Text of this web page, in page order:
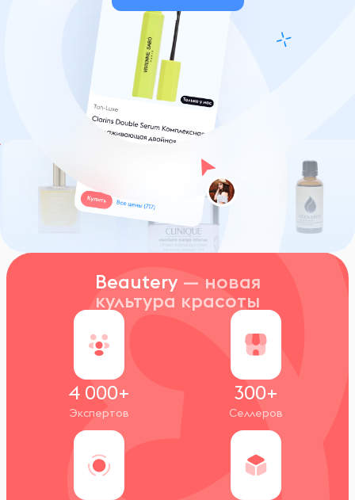
Beautery — новая
культура красоты
4 000+
Экспертов
300+
Селлеров